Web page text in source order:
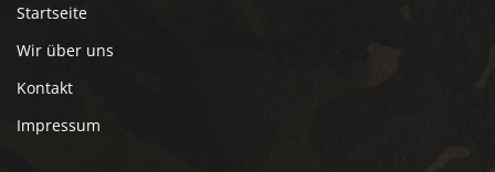
Startseite
Wir über uns
Kontakt
Impressum